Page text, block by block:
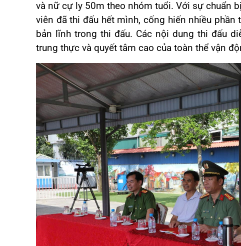
và nữ cự ly 50m theo nhóm tuổi. Với sự chuẩn
viên đã thi đấu hết mình, cống hiến nhiều
bản lĩnh trong thi đấu. Các nội dung thi đấu
trung thực và quyết tâm cao của toàn thể vận